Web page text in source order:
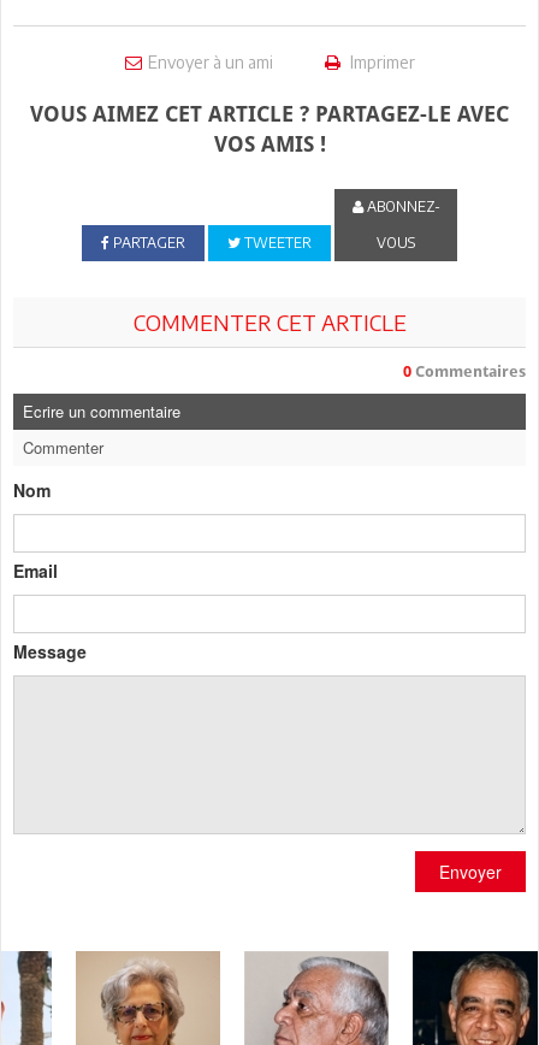
Envoyer à un ami Imprimer
VOUS AIMEZ CET ARTICLE ? PARTAGEZ-LE AVEC
VOS AMIS !
PARTAGER TWEETER
ABONNEZ-
VOUS
COMMENTER CET ARTICLE
0 Commentaires
Ecrire un commentaire
Commenter
Nom
Email
Message
Envoyer